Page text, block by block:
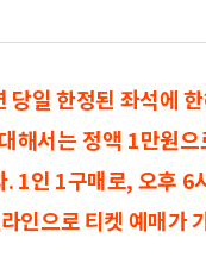
일 한정된 좌석에
해서는 정액 1만원
1인 1구매로, 오후
인으로 티켓 예매가